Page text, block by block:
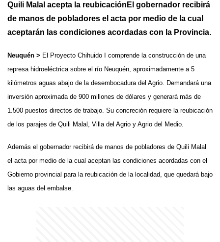
Quili Malal acepta la reubicación El gobernador recibirá
de manos de pobladores el acta por medio de la cual
aceptarán las condiciones acordadas con la Provincia.
Neuquén > El Proyecto Chihuido I comprende la construcción de una
represa hidroeléctrica sobre el río Neuquén, aproximadamente a 5
kilómetros aguas abajo de la desembocadura del Agrio. Demandará una
inversión aproximada de 900 millones de dólares y generará más de
1.500 puestos directos de trabajo. Su concreción requiere la reubicación
de los parajes de Quili Malal, Villa del Agrio y Agrio del Medio.
Además el gobernador recibirá de manos de pobladores de Quili Malal
el acta por medio de la cual aceptan las condiciones acordadas con el
Gobierno provincial para la reubicación de la localidad, que quedará bajo
las aguas del embalse.